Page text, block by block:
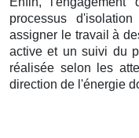
processus
assigner le travail à
active et un suivi du
réalisée selon les
direction de l'énergie